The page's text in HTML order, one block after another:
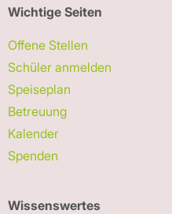
Wichtige Seiten
Offene Stellen
Schüler anmelden
Speiseplan
Betreuung
Kalender
Spenden
Wissenswertes